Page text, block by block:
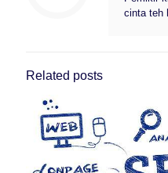
cinta teh
Related posts